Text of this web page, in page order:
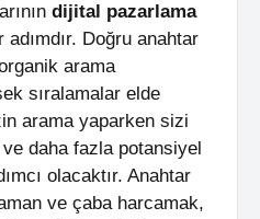
dijital pazarlama
Doğru anahtar
arama
sıralamalar elde
arama yaparken sizi
ve daha fazla potansiyel
olacaktır. Anahtar
ve çaba harcamak,